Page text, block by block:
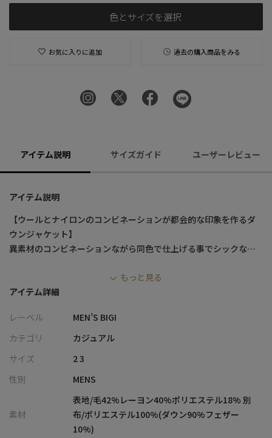
色とサイズを選択
お気に入りに追加 過去の購入商品をみる
アイテム説明 サイズガイド ユーザーレビュー
アイテム説明
【ウールとナイロンのコンビネーションが都会的な印象を作るダ
ウンジャケット】
異素材のコンビネーションながら同色で仕上げる事でシックな印
クラシックな雰囲気のウール素材に、光沢のある滑らかな質感の
ポリエステルタフタが、上品でモダンな印象を与えます。
【素材・デザイン】
このブルゾンの特徴は、素材のコントラスト。
す。
ウールは暖かさと高い保温性を提供する自然素材であり、寒い季
節に優れた防寒効果を発揮します。
ベンチレーションとしての機能とともに、襟元までせりあがるデ
ザインでさらに保温性を高める作りに。
もっと見る
アイテム詳細
レーベル
MEN’S BIGI
カテゴリ
カジュアル
サイズ
2 3
性別
MENS
素材
表地/毛42%レーヨン40%ポリエステル18% 別
布/ポリエステル100%(ダウン90%フェザー
10%)